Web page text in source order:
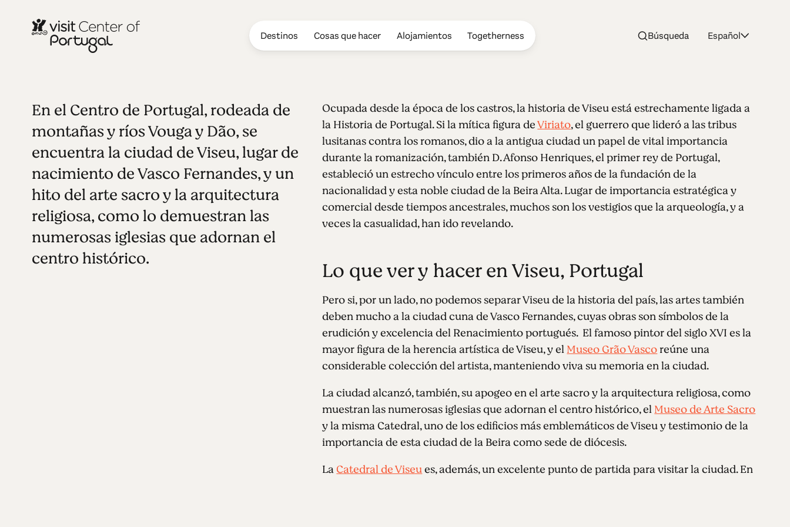
Destinos Cosas que hacer Alojamientos Togetherness Búsqueda Español
CIUDADES DEL INTERIOR
Viseu
Ver todas las fotos Reproducir video
En el Centro de Portugal, rodeada de
montañas y ríos Vouga y Dão, se
encuentra la ciudad de Viseu, lugar de
nacimiento de Vasco Fernandes, y un
hito del arte sacro y la arquitectura
religiosa, como lo demuestran las
numerosas iglesias que adornan el
centro histórico.
Ocupada desde la época de los castros, la historia de Viseu está estrechamente ligada a
la Historia de Portugal. Si la mítica figura deViriato, el guerrero que lideró a las tribus
lusitanas contra los romanos, dio a la antigua ciudad un papel de vital importancia
durante la romanización, también D. Afonso Henriques, el primer rey de Portugal,
estableció un estrecho vínculo entre los primeros años de la fundación de la
nacionalidad y esta noble ciudad de la Beira Alta. Lugar de importancia estratégica y
comercial desde tiempos ancestrales, muchos son los vestigios que la arqueología, y a
veces la casualidad, han ido revelando.
Lo que ver y hacer en Viseu, Portugal
Pero si, por un lado, no podemos separar Viseu de la historia del país, las artes también
deben mucho a la ciudad cuna de Vasco Fernandes, cuyas obras son símbolos de la
erudición y excelencia del Renacimiento portugués. El famoso pintor del siglo XVI es la
mayor figura de la herencia artística de Viseu, y elMuseo Grão Vascoreúne una
considerable colección del artista, manteniendo viva su memoria en la ciudad.
La ciudad alcanzó, también, su apogeo en el arte sacro y la arquitectura religiosa, como
muestran las numerosas iglesias que adornan el centro histórico, elMuseo de Arte Sacro
y la misma Catedral, uno de los edificios más emblemáticos de Viseu y testimonio de la
importancia de esta ciudad de la Beira como sede de diócesis.
LaCatedral de Viseues, además, un excelente punto de partida para visitar la ciudad. En